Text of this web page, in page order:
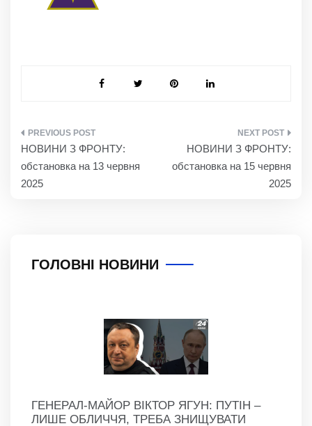
НАВІГАЦІЯ
ЗАПИСІВ
НОВИНИ З ФРОНТУ:
обстановка на 13 червня
2025
НОВИНИ З ФРОНТУ:
обстановка на 15 червня
2025
ГОЛОВНІ НОВИНИ
ГЕНЕРАЛ-МАЙОР ВІКТОР ЯГУН: ПУТІН –
ЛИШЕ ОБЛИЧЧЯ, ТРЕБА ЗНИЩУВАТИ